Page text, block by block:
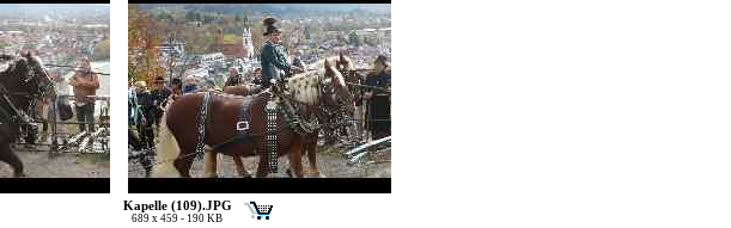
Kapelle (109).JPG
689 x 459 - 190 KB